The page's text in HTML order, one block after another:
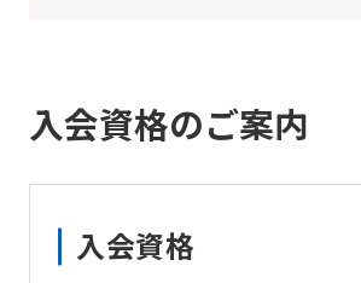
入会資格のご案内
入会資格